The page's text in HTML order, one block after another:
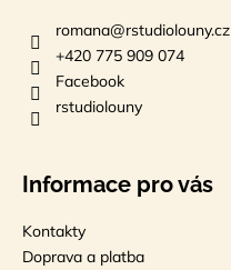
romana@rstudiolouny.cz
+420 775 909 074
Facebook
rstudiolouny
Informace pro vás
Kontakty
Doprava a platba